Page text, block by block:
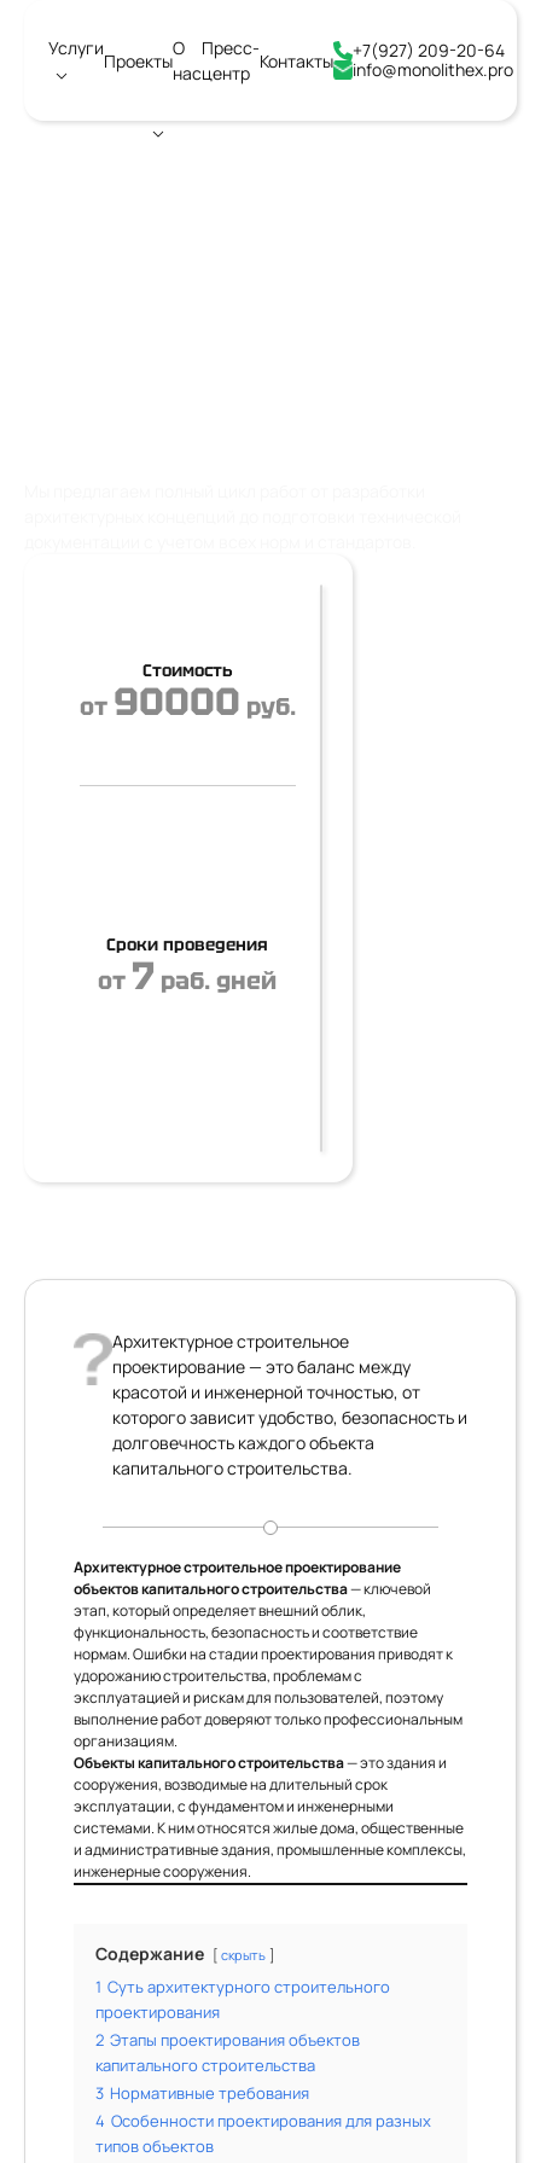
Услуги
Проекты
О
нас
Пресс-
центр
Контакты
+7(927) 209-20-64
info@monolithex.pro
Стоимость
от 90000 руб.
Сроки проведения
от 7 раб. дней
Архитектурное строительное
проектирование — это баланс между
красотой и инженерной точностью, от
которого зависит удобство, безопасность и
долговечность каждого объекта
капитального строительства.
Архитектурное строительное проектирование
объектов капитального строительства— ключевой
этап, который определяет внешний облик,
функциональность, безопасность и соответствие
нормам. Ошибки на стадии проектирования приводят к
удорожанию строительства, проблемам с
эксплуатацией и рискам для пользователей, поэтому
выполнение работ доверяют только профессиональным
организациям.
Объекты капитального строительства— это здания и
сооружения, возводимые на длительный срок
эксплуатации, с фундаментом и инженерными
системами. К ним относятся жилые дома, общественные
и административные здания, промышленные комплексы,
инженерные сооружения.
Содержание скрыть
1 Суть архитектурного строительного
проектирования
2 Этапы проектирования объектов
капитального строительства
3 Нормативные требования
4 Особенности проектирования для разных
типов объектов